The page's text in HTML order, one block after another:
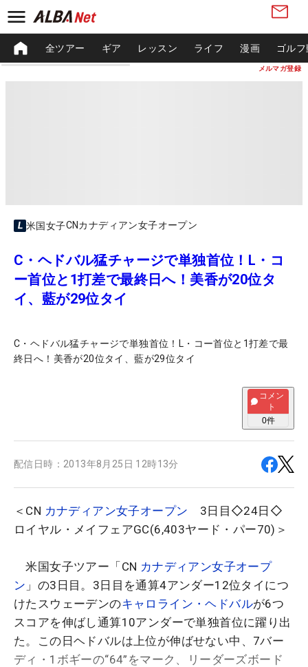
メルマガ登録
全ツアー ギア レッスン ライフ 漫画 ゴル
米国女子CNカナディアン女子オープン
C・ヘドバル猛チャージで単独首位！L・コ
ー首位と1打差で最終日へ！美香が20位タ
イ、藍が29位タイ
C・ヘドバル猛チャージで単独首位！L・コー首位と1打差で最
終日へ！美香が20位タイ、藍が29位タイ
コメン
ト
0件
配信日時： 2013年8月25日 12時13分
＜CN カナディアン女子オープン 3日目◇24日◇
ロイヤル・メイフェアGC(6,403ヤード・パー70)＞
米国女子ツアー「CN カナディアン女子オープ
ン 」の3日目。3日目を通算4アンダー12位タイにつ
けたスウェーデンのキャロライン・ヘドバルが6つ
スコアを伸ばし通算10アンダーで単独首位に躍り出
た。この日ヘドバルは上位が伸ばせない中、7バー
ディ・1ボギーの“64”をマーク、リーダーズボード